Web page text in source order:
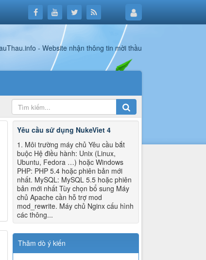
Yêu cầu sử dụng NukeViet 4
1. Môi trường máy chủ Yêu cầu bắt
buộc Hệ điều hành: Unix (Linux,
Ubuntu, Fedora …) hoặc Windows
PHP: PHP 5.4 hoặc phiên bản mới
nhất. MySQL: MySQL 5.5 hoặc phiên
bản mới nhất Tùy chọn bổ sung Máy
chủ Apache cần hỗ trợ mod
mod_rewrite. Máy chủ Nginx cấu hình
các thông...
Thăm dò ý kiến